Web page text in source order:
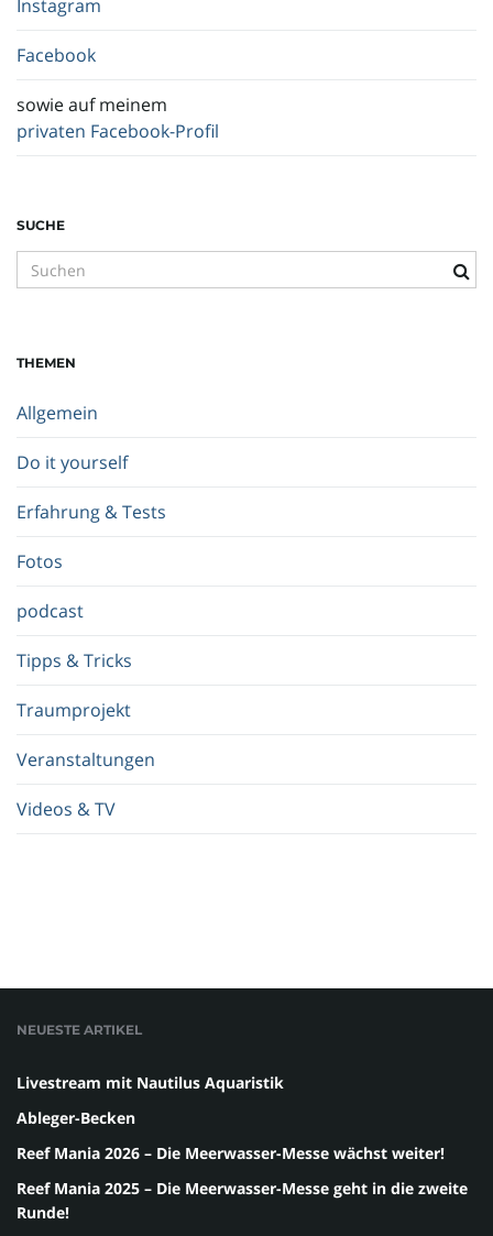
Instagram
Facebook
sowie auf meinem
privaten Facebook-Profil
SUCHE
u
b
g
i
f
.
.
.
THEMEN
Allgemein
Do it yourself
Erfahrung & Tests
Fotos
podcast
Tipps & Tricks
Traumprojekt
Veranstaltungen
Videos & TV
NEUESTE ARTIKEL
Livestream mit Nautilus Aquaristik
Ableger-Becken
Reef Mania 2026 – Die Meerwasser-Messe wächst weiter!
Reef Mania 2025 – Die Meerwasser-Messe geht in die zweite
Runde!